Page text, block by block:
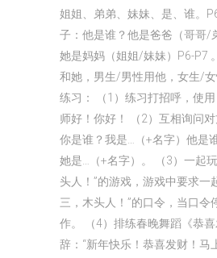
姐姐、弟弟、妹妹、是、谁。
子：他是谁？他是爸爸（哥哥/
她是妈妈（姐姐/妹妹）P6-P7
和她，男生/男性用他，女生/
练习： （1）练习打招呼，使
师好！你好！ （2）互相询问对
你是谁？我是…（+名字）他是
她是…（+名字）。 （3）一起
头人！”的游戏，游戏中要求一
三，木头人！”的口令，当口令
作。 （4）排练春晚舞蹈《恭
辞：“新年快乐！恭喜发财！马